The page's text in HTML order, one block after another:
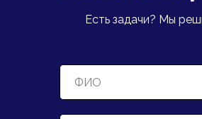
Есть задачи? Мы